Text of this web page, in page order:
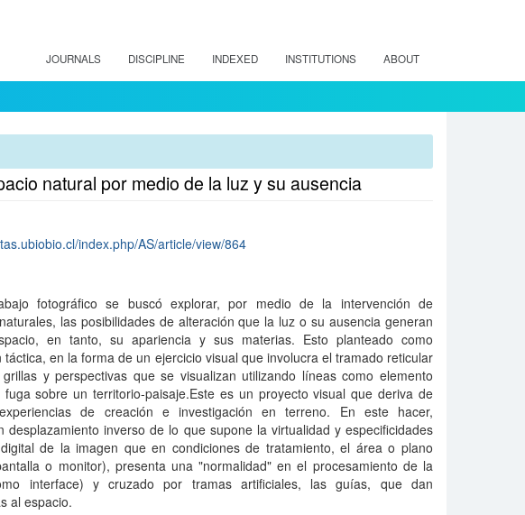
JOURNALS DISCIPLINE INDEXED INSTITUTIONS ABOUT
natural por medio de la luz y su ausencia
index.php/AS/article/view/864
fotográfico se buscó explorar, por medio de la intervención de
las posibilidades de alteración que la luz o su ausencia generan
en tanto, su apariencia y sus materias. Esto planteado como
táctica, en la forma de un ejercicio visual que involucra el tramado reticular
y perspectivas que se visualizan utilizando líneas como elemento
fuga sobre un territorio-paisaje.Este es un proyecto visual que deriva de
de creación e investigación en terreno. En este hacer,
desplazamiento inverso de lo que supone la virtualidad y especificidades
de la imagen que en condiciones de tratamiento, el área o plano
o monitor), presenta una "normalidad" en el procesamiento de la
interface) y cruzado por tramas artificiales, las guías, que dan
al espacio.